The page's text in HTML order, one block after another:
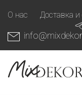
О нас Доставка и